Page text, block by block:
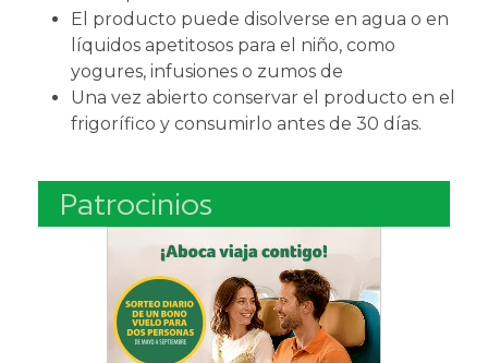
El producto puede disolverse en agua o en
líquidos apetitosos para el niño, como
yogures, infusiones o zumos de
Una vez abierto conservar el producto en el
frigorífico y consumirlo antes de 30 días.
Patrocinios